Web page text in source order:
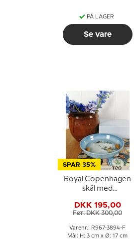
PÅ LAGER
Se vare
SPAR 35%
Royal Copenhagen
skål med
glasur
DKK 195,00
Før: DKK 300,00
Varenr.: R967-3894-F
Mål: H: 3 cm x Ø: 17 cm